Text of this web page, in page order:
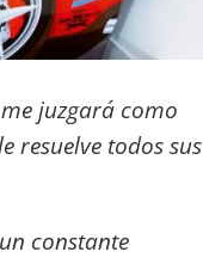
juzgará como
resuelve todos sus
constante